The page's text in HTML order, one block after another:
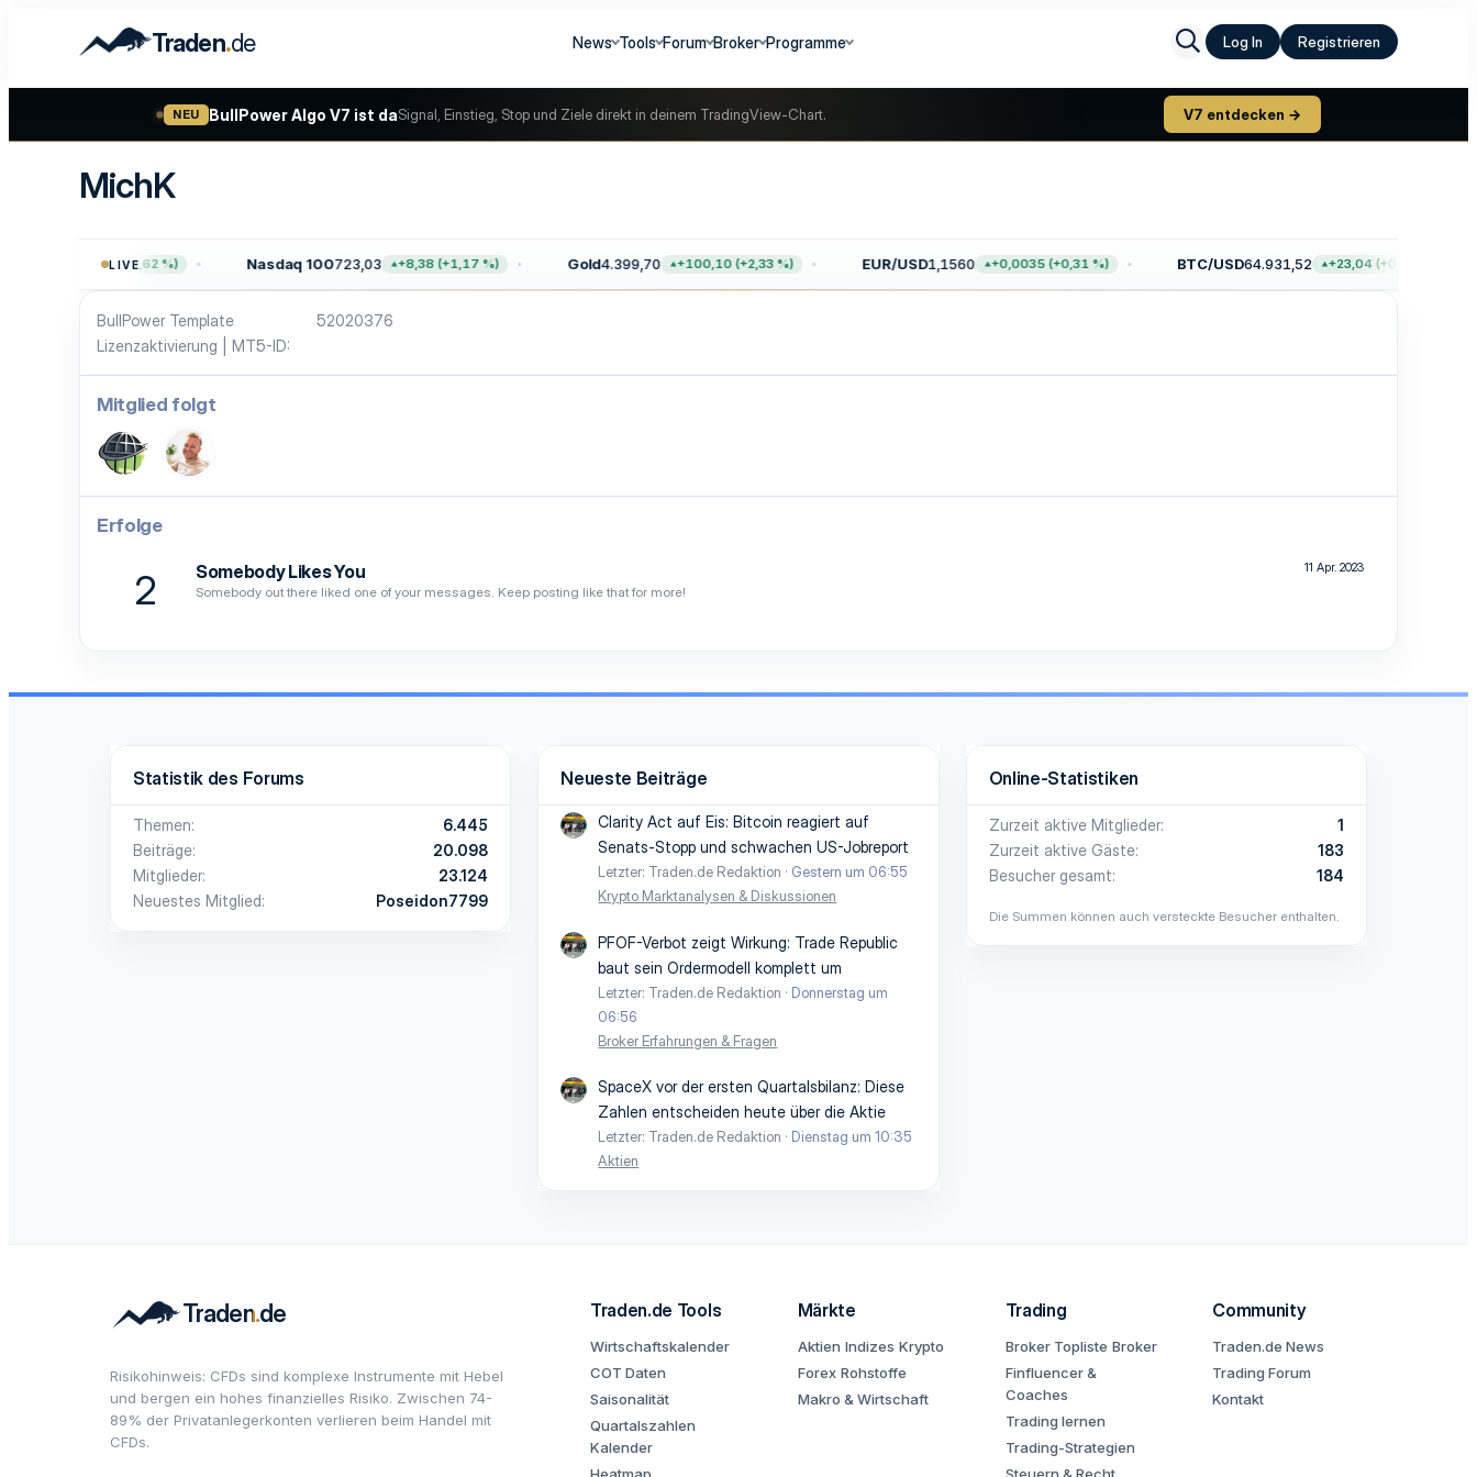
Traden.de News Tools Forum Broker Programme Log In Registrieren
NEU BullPower Algo V7 ist daSignal, Einstieg, Stop und Ziele direkt in deinem TradingView-Chart. V7 entdecken →
MichK
LIVE
+47,68 (+0,62 %) Nasdaq 100723,03 +8,38 (+1,17 %) Gold4.399,70 +100,10 (+2,33 %) EUR/USD1,1560 +0,0035 (+0,31 %) BTC/USD64.931,52 +23,04 (+0,04 %)
BullPower Template
Lizenzaktivierung | MT5-ID
52020376
Mitglied folgt
Erfolge
2 11 Apr. 2023
Somebody Likes You
Somebody out there liked one of your messages. Keep posting like that for more!
Statistik des Forums
Themen
6.445
Beiträge
20.098
Mitglieder
23.124
Neuestes Mitglied
Poseidon7799
Neueste Beiträge
Clarity Act auf Eis: Bitcoin reagiert auf
Senats-Stopp und schwachen US-Jobreport
Letzter: Traden.de Redaktion
Gestern um 06:55
Krypto Marktanalysen & Diskussionen
PFOF-Verbot zeigt Wirkung: Trade Republic
baut sein Ordermodell komplett um
Letzter: Traden.de Redaktion
Donnerstag um
06:56
Broker Erfahrungen & Fragen
SpaceX vor der ersten Quartalsbilanz: Diese
Zahlen entscheiden heute über die Aktie
Letzter: Traden.de Redaktion
Dienstag um 10:35
Aktien
Online-Statistiken
Zurzeit aktive Mitglieder
1
Zurzeit aktive Gäste
183
Besucher gesamt
184
Die Summen können auch versteckte Besucher enthalten.
Risikohinweis: CFDs sind komplexe Instrumente mit Hebel
und bergen ein hohes finanzielles Risiko. Zwischen 74-
89% der Privatanlegerkonten verlieren beim Handel mit
CFDs.
Traden.de Tools
Wirtschaftskalender
COT Daten
Saisonalität
Quartalszahlen
Kalender
Märkte
Aktien Indizes Krypto
Forex Rohstoffe
Makro & Wirtschaft
Trading
Broker Topliste Broker
Finfluencer &
Coaches
Trading lernen
Trading-Strategien
Community
Traden.de News
Trading Forum
Kontakt